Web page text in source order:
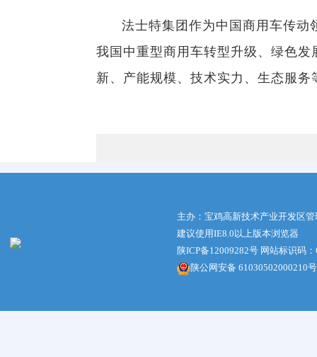
法士特集团作为中国商用车传动
我国中重型商用车转型升级、绿色
新、产能规模、技术实力、生态服
主办：宝鸡高新技术产业开发区
建议使用IE8.0以上版本浏览器
陕ICP备12009282号 网站标识码
陕公网安备 61030502000210号